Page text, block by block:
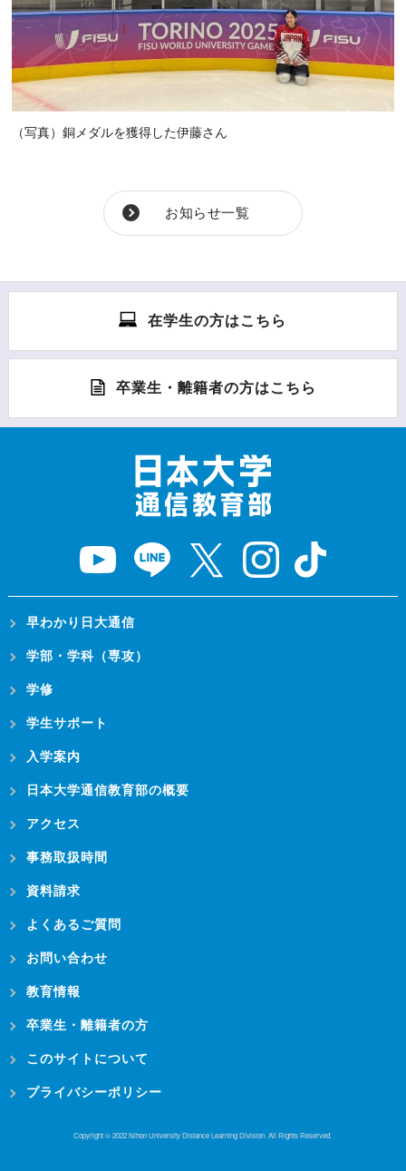
（写真）銅メダルを獲得した伊藤さん
お知らせ一覧
在学生の方はこちら
卒業生・離籍者の方はこちら
早わかり日大通信
学部・学科（専攻）
学修
学生サポート
入学案内
日本大学通信教育部の概要
アクセス
事務取扱時間
資料請求
よくあるご質問
お問い合わせ
教育情報
卒業生・離籍者の方
このサイトについて
プライバシーポリシー
Copyright © 2022 Nihon University Distance Learning Division. All Rights Reserved.